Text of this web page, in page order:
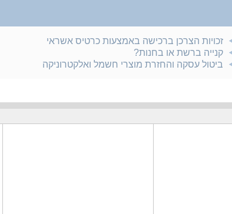
זכויות הצרכן ברכישה באמצעות כרטיס אשראי
קנייה ברשת או בחנות?
ביטול עסקה והחזרת מוצרי חשמל ואלקטרוניקה